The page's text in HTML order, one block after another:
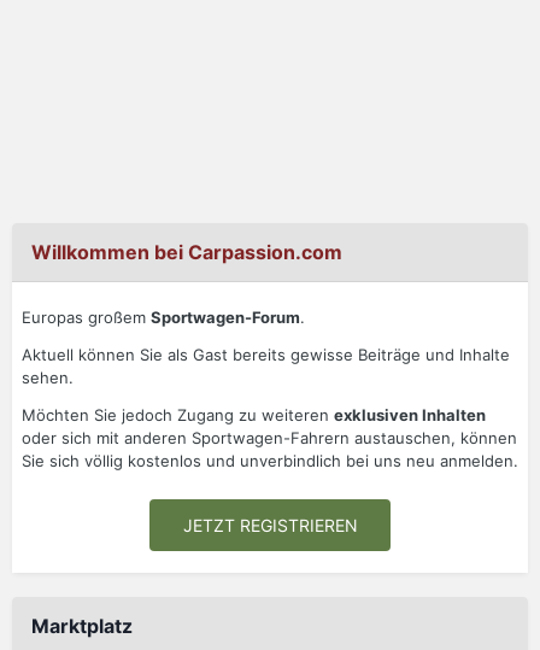
Willkommen bei Carpassion.com
Europas großem Sportwagen-Forum.
Aktuell können Sie als Gast bereits gewisse Beiträge und Inhalte
sehen.
Möchten Sie jedoch Zugang zu weiteren exklusiven Inhalten
oder sich mit anderen Sportwagen-Fahrern austauschen, können
Sie sich völlig kostenlos und unverbindlich bei uns neu anmelden.
JETZT REGISTRIEREN
Marktplatz